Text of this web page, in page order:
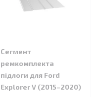
Сегмент
ремкомплекта
підлоги для Ford
Explorer V (2015–2020)